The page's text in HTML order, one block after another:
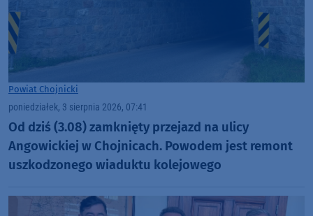
Powiat Chojnicki
poniedziałek, 3 sierpnia 2026, 07:41
Od dziś (3.08) zamknięty przejazd na ulicy
Angowickiej w Chojnicach. Powodem jest remont
uszkodzonego wiaduktu kolejowego